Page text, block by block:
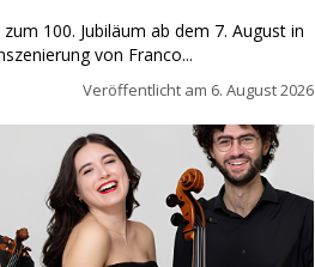
100. Jubiläum ab dem 7. August in
von Franco...
Veröffentlicht am 6. August 2026